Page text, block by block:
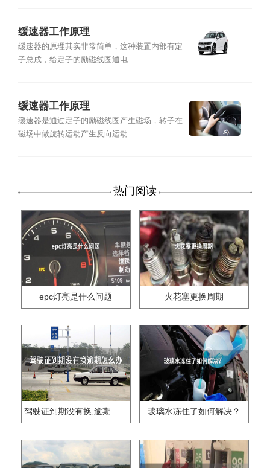
缓速器工作原理
缓速器的原理其实非常简单，这种装置内部有定
子总成，给定子的励磁线圈通电...
缓速器工作原理
缓速器是通过定子的励磁线圈产生磁场，转子在
磁场中做旋转运动产生反向运动...
热门阅读
epc灯亮是什么问题 火花塞更换周期
驾驶证到期没有换,逾期怎么办?? 玻璃水冻住了如何解决？